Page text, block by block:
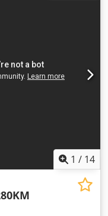
電動ウィンドウ調節,
1 / 14